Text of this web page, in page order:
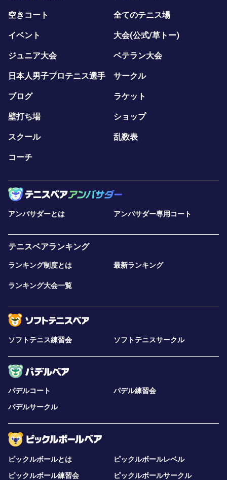
空きコート 全てのテニス場
イベント 大会(公式/草トー)
ジュニア大会 ベテラン大会
日本人男子プロテニス選手 サークル
ブログ ラケット
壁打ち場 ショップ
スクール 乱数表
コーチ
アンバサダーとは アンバサダー専用コート
テニスベアランキング
ランキング制度とは 最新ランキング
ランキング大会一覧
ソフトテニス練習会 ソフトテニスサークル
パデルコート
パデル練習会
パデルサークル
ピックルボールとは
ピックルボールレベル
ピックルボール練習会
ピックルボールサークル